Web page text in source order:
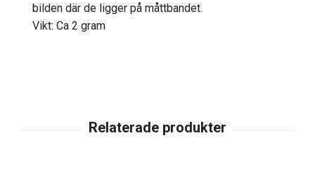
bilden där de ligger på måttbandet.
Vikt: Ca 2 gram